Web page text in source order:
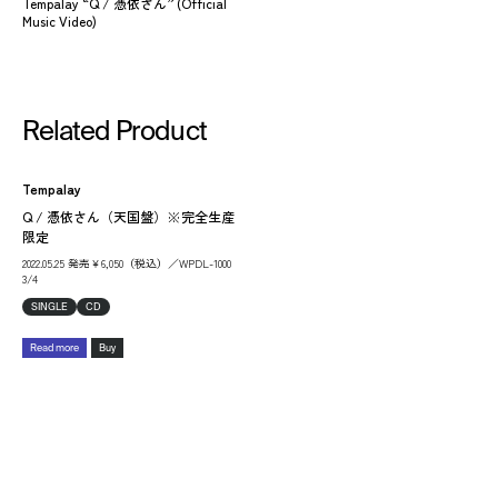
Music Video)
Related Product
Tempalay
Q / 憑依さん（天国盤）※完全生産
限定
2022.05.25 発売￥6,050（税込）／WPDL-1000
3/4
SINGLE CD
Read more Buy